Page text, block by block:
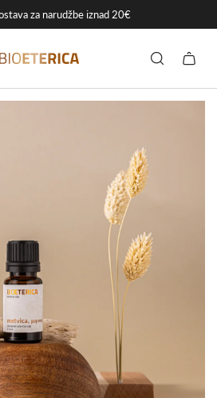
za narudžbe iznad 20€